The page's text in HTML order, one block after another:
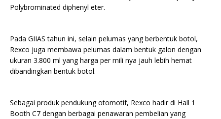
Polybrominated diphenyl eter.
Pada GIIAS tahun ini, selain pelumas yang berbentuk botol,
Rexco juga membawa pelumas dalam bentuk galon dengan
ukuran 3.800 ml yang harga per mili nya jauh lebih hemat
dibandingkan bentuk botol.
Sebagai produk pendukung otomotif, Rexco hadir di Hall 1
Booth C7 dengan berbagai penawaran pembelian yang